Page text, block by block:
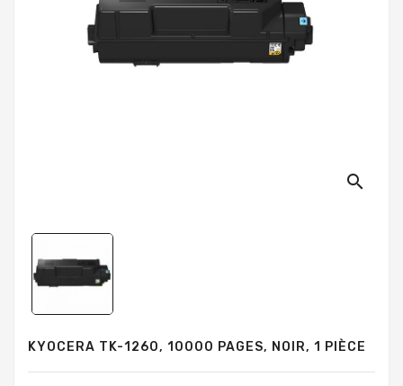
search
KYOCERA TK-1260, 10000 PAGES, NOIR, 1 PIÈCE